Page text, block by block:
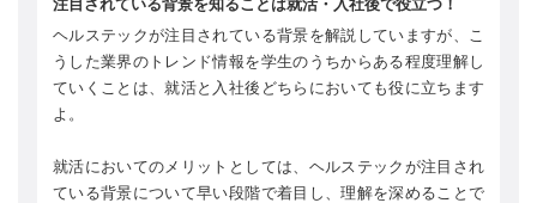
注目されている背景を知ることは就活・入社後で役立つ！
ヘルステックが注目されている背景を解説していますが、こ
うした業界のトレンド情報を学生のうちからある程度理解し
ていくことは、就活と入社後どちらにおいても役に立ちます
よ。
就活においてのメリットとしては、ヘルステックが注目され
ている背景について早い段階で着目し、理解を深めることで